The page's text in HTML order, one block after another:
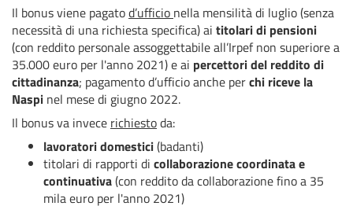
Il bonus viene pagatod’ufficio nella mensilità di luglio (senza
necessità di una richiesta specifica) ai titolari di pensioni
(con reddito personale assoggettabile all’Irpef non superiore a
35.000 euro per l'anno 2021) e ai percettori del reddito di
cittadinanza; pagamento d’ufficio anche perchi riceve la
Naspi nel mese di giugno 2022.
Il bonus va invece richiestoda:
lavoratori domestici(badanti)
titolari di rapporti di collaborazione coordinata e
continuativa(con reddito da collaborazione fino a 35
mila euro per l'anno 2021)